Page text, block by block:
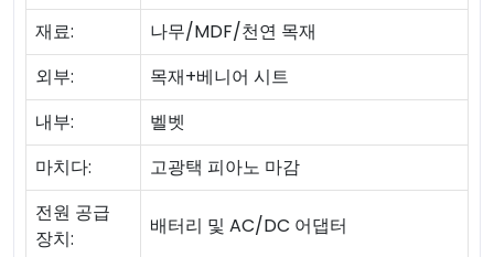
재료:
나무/MDF/천연 목재
외부:
목재+베니어 시트
내부:
벨벳
마치다:
고광택 피아노 마감
전원 공급
장치:
배터리 및 AC/DC 어댑터